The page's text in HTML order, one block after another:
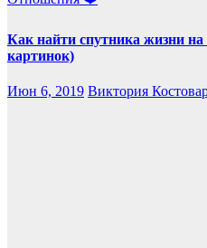
Как найти спутника жизни на
картинок)
Июн 6, 2019 Виктория